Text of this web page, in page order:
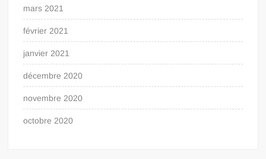
mars 2021
février 2021
janvier 2021
décembre 2020
novembre 2020
octobre 2020